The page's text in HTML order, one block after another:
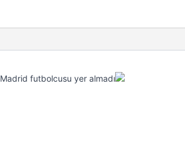
futbolcusu yer almadı